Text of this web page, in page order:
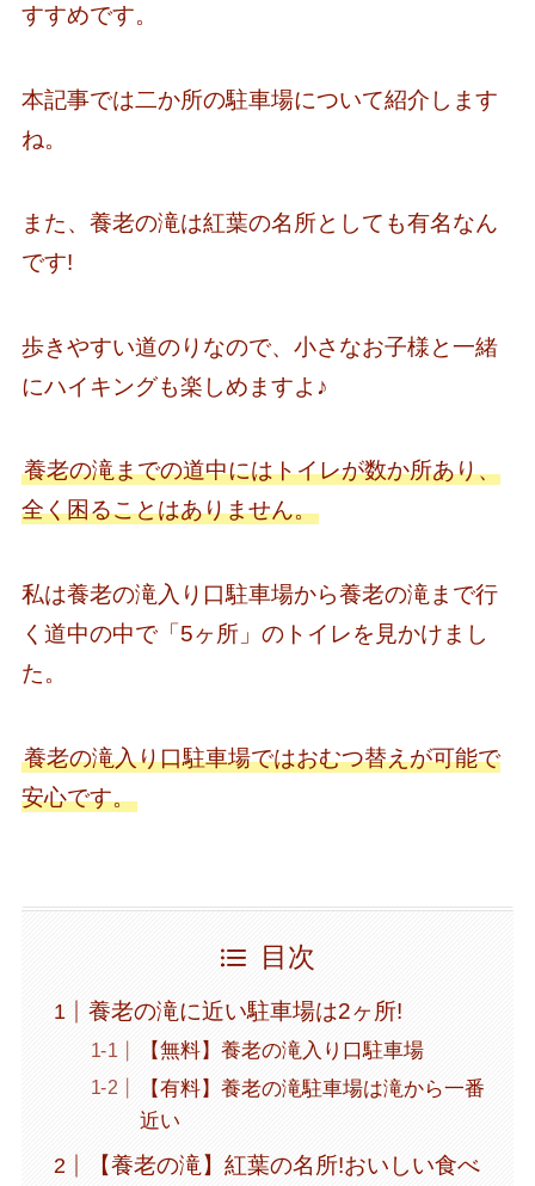
すすめです。
本記事では二か所の駐車場について紹介します
ね。
また、養老の滝は紅葉の名所としても有名なん
です!
歩きやすい道のりなので、小さなお子様と一緒
にハイキングも楽しめますよ♪
養老の滝までの道中にはトイレが数か所あり、
全く困ることはありません。
私は養老の滝入り口駐車場から養老の滝まで行
く道中の中で「5ヶ所」のトイレを見かけまし
た。
養老の滝入り口駐車場ではおむつ替えが可能で
安心です。
目次
養老の滝に近い駐車場は2ヶ所!
【無料】養老の滝入り口駐車場
【有料】養老の滝駐車場は滝から一番
近い
【養老の滝】紅葉の名所!おいしい食べ